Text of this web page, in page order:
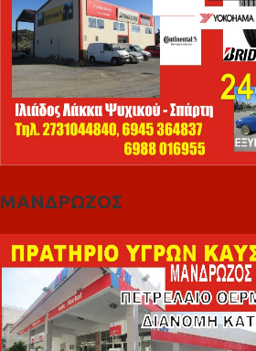
ΜΑΝΔΡΩΖΟΣ